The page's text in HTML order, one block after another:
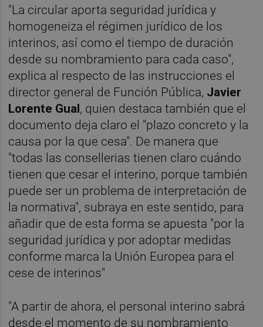
"La circular aporta seguridad jurídica y
homogeneiza el régimen jurídico de los
interinos, así como el tiempo de duración
desde su nombramiento para cada caso",
explica al respecto de las instrucciones el
director general de Función Pública, Javier
Lorente Gual, quien destaca también que el
documento deja claro el "plazo concreto y la
causa por la que cesa". De manera que
"todas las consellerias tienen claro cuándo
tienen que cesar el interino, porque también
puede ser un problema de interpretación de
la normativa", subraya en este sentido, para
añadir que de esta forma se apuesta "por la
seguridad jurídica y por adoptar medidas
conforme marca la Unión Europea para el
cese de interinos"
"A partir de ahora, el personal interino sabrá
desde el momento de su nombramiento